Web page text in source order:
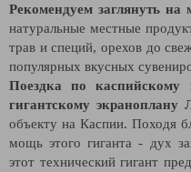
Рекомендуем заглянуть
натуральные местные
трав и специй, орехов до
популярных вкусных
Поездка по каспийскому
гигантскому экраноплану
объекту на Каспии. Походя
мощь этого гиганта - дух
этот технический гигант